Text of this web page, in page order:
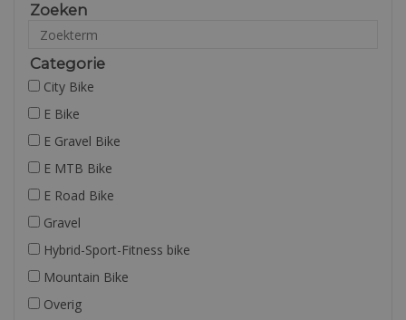
Zoeken
Categorie
City Bike
E Bike
E Gravel Bike
E MTB Bike
E Road Bike
Gravel
Hybrid-Sport-Fitness bike
Mountain Bike
Overig